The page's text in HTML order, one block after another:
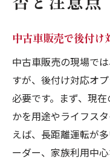
中古車販売で後付け
中古車販売の現場で
すが、後付け対応オ
必要です。まず、現
かを用途やライフス
えば、長距離運転が
ーダー、家族利用中